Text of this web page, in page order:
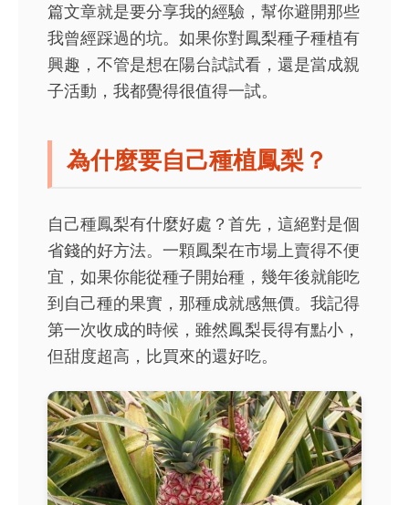
篇文章就是要分享我的經驗，幫你避開那些
我曾經踩過的坑。如果你對鳳梨種子種植有
興趣，不管是想在陽台試試看，還是當成親
子活動，我都覺得很值得一試。
為什麼要自己種植鳳梨？
自己種鳳梨有什麼好處？首先，這絕對是個
省錢的好方法。一顆鳳梨在市場上賣得不便
宜，如果你能從種子開始種，幾年後就能吃
到自己種的果實，那種成就感無價。我記得
第一次收成的時候，雖然鳳梨長得有點小，
但甜度超高，比買來的還好吃。